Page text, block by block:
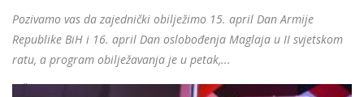
Pozivamo vas da zajednički obilježimo 15. april Dan Armije
Republike BiH i 16. april Dan oslobođenja Maglaja u II svjetskom
ratu, a program obilježavanja je u petak,...
Više...